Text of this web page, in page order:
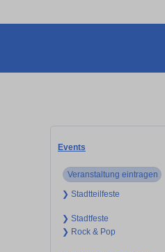
Events
Veranstaltung eintragen
❯ Stadtteilfeste
❯ Stadtfeste
❯ Rock & Pop